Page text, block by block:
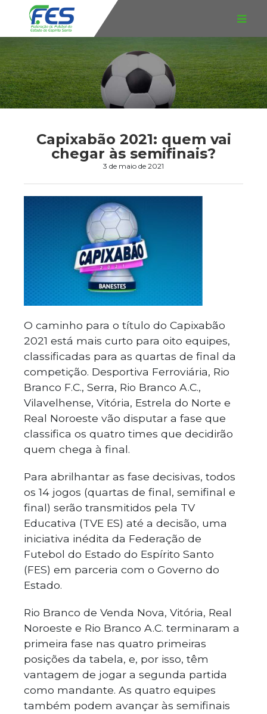
Capixabão 2021: quem vai
chegar às semifinais?
3 de maio de 2021
O caminho para o título do Capixabão
2021 está mais curto para oito equipes,
classificadas para as quartas de final da
competição. Desportiva Ferroviária, Rio
Branco F.C., Serra, Rio Branco A.C.,
Vilavelhense, Vitória, Estrela do Norte e
Real Noroeste vão disputar a fase que
classifica os quatro times que decidirão
quem chega à final.
Para abrilhantar as fase decisivas, todos
os 14 jogos (quartas de final, semifinal e
final) serão transmitidos pela TV
Educativa (TVE ES) até a decisão, uma
iniciativa inédita da Federação de
Futebol do Estado do Espírito Santo
(FES) em parceria com o Governo do
Estado.
Rio Branco de Venda Nova, Vitória, Real
Noroeste e Rio Branco A.C. terminaram a
primeira fase nas quatro primeiras
posições da tabela, e, por isso, têm
vantagem de jogar a segunda partida
como mandante. As quatro equipes
também podem avançar às semifinais